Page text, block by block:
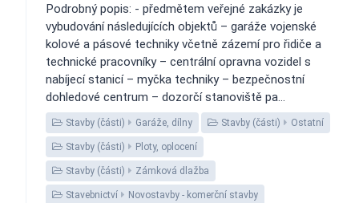
Podrobný popis: - předmětem veřejné zakázky je
vybudování následujících objektů – garáže vojenské
kolové a pásové techniky včetně zázemí pro řidiče a
technické pracovníky – centrální opravna vozidel s
nabíjecí stanicí – myčka techniky – bezpečnostní
dohledové centrum – dozorčí stanoviště pa...
Stavby (části) Garáže, dílny Stavby (části) Ostatní
Stavby (části) Ploty, oplocení
Stavby (části) Zámková dlažba
Stavebnictví Novostavby - komerční stavby